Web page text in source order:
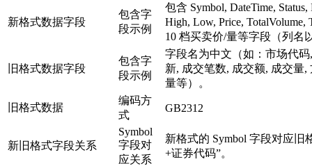
新格式数据字段
包含字
段示例
包含 Symbol, DateTime, Status,
High, Low, Price, TotalVolume,
10 档买卖价/量等字段（列名
旧格式数据字段
包含字
段示例
字段名为中文（如：市场代
新, 成交笔数, 成交额, 成交量
量等）。
旧格式数据
编码方
式
GB2312
新旧格式字段关系
Symbol
字段对
应关系
新格式的 Symbol 字段对应旧
+证券代码”。